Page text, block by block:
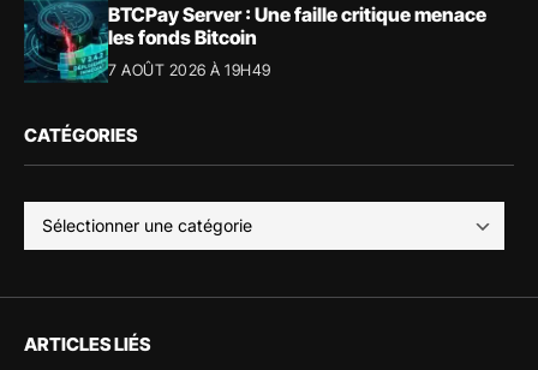
BTCPay Server : Une faille critique menace
les fonds Bitcoin
7 AOÛT 2026 À 19H49
CATÉGORIES
ARTICLES LIÉS